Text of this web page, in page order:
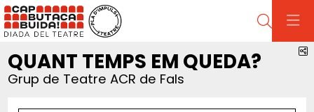
Cerca
QUANT TEMPS EM QUEDA?
Grup de Teatre ACR de Fals